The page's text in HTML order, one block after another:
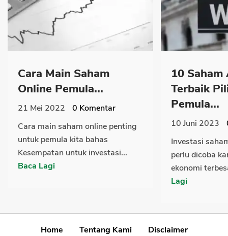
Cara Main Saham
Online Pemula...
21 Mei 2022 0 Komentar
Cara main saham online penting
untuk pemula kita bahas
Kesempatan untuk investasi...
Baca Lagi
10
Terbaik
Pemula...
10 Juni 2023
Investasi
perlu dicoba
ekonomi
Lagi
Home Tentang Kami Disclaimer